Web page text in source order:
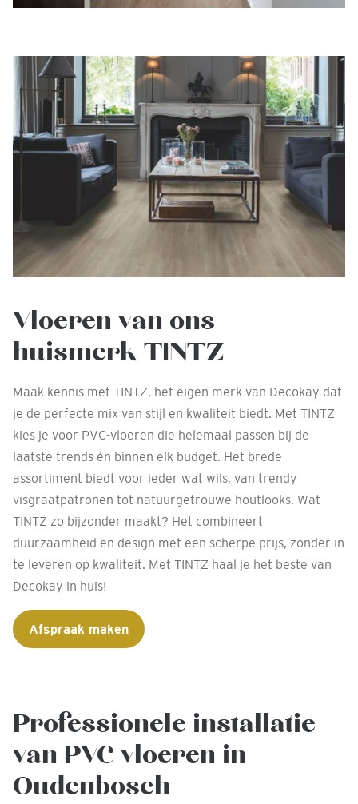
Vloeren van ons
huismerk TINTZ
Maak kennis met TINTZ, het eigen merk van Decokay dat
je de perfecte mix van stijl en kwaliteit biedt. Met TINTZ
kies je voor PVC-vloeren die helemaal passen bij de
laatste trends én binnen elk budget. Het brede
assortiment biedt voor ieder wat wils, van trendy
visgraatpatronen tot natuurgetrouwe houtlooks. Wat
TINTZ zo bijzonder maakt? Het combineert
duurzaamheid en design met een scherpe prijs, zonder in
te leveren op kwaliteit. Met TINTZ haal je het beste van
Decokay in huis!
Afspraak maken
Professionele installatie
van PVC vloeren in
Oudenbosch